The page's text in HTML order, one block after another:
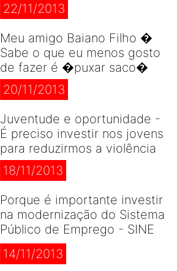
22/11/2013
Meu amigo Baiano Filho �
Sabe o que eu menos gosto
de fazer é �puxar saco�
20/11/2013
Juventude e oportunidade -
É preciso investir nos jovens
para reduzirmos a violência
18/11/2013
Porque é importante investir
na modernização do Sistema
Público de Emprego - SINE
14/11/2013